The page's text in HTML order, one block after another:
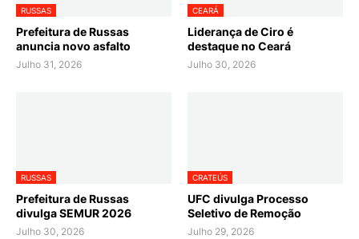
RUSSAS
Prefeitura de Russas
anuncia novo asfalto
Julho 31, 2026
CEARÁ
Liderança de Ciro é
destaque no Ceará
Julho 30, 2026
RUSSAS
Prefeitura de Russas
divulga SEMUR 2026
Julho 30, 2026
CRATEÚS
UFC divulga Processo
Seletivo de Remoção
Julho 29, 2026